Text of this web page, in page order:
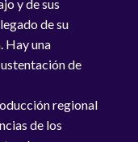
y de sus
de su
Hay una
de
regional
de los